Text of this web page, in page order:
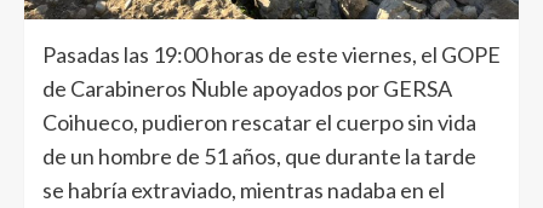
Pasadas las 19:00 horas de este viernes, el GOPE
de Carabineros Ñuble apoyados por GERSA
Coihueco, pudieron rescatar el cuerpo sin vida
de un hombre de 51 años, que durante la tarde
se habría extraviado, mientras nadaba en el